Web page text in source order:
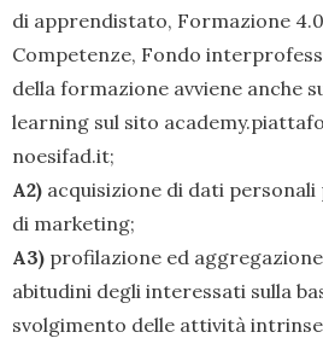
di apprendistato, Formazione
Competenze, Fondo
della formazione avviene anche
learning sul sito
noesifad.it;
A2) acquisizione di dati
di marketing;
A3) profilazione ed
abitudini degli interessati sulla
svolgimento delle attività